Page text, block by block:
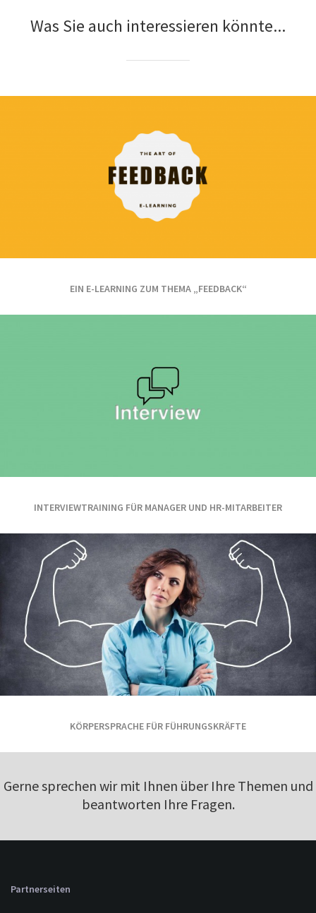
Was Sie auch interessieren könnte...
EIN E-LEARNING ZUM THEMA „FEEDBACK“
INTERVIEWTRAINING FÜR MANAGER UND HR-MITARBEITER
KÖRPERSPRACHE FÜR FÜHRUNGSKRÄFTE
Gerne sprechen wir mit Ihnen über Ihre Themen und
beantworten Ihre Fragen.
Partnerseiten